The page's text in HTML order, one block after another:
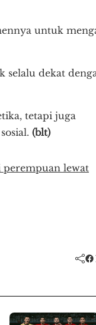
untuk
selalu dekat
tetapi juga
(blt)
perempuan lewat
Facebook